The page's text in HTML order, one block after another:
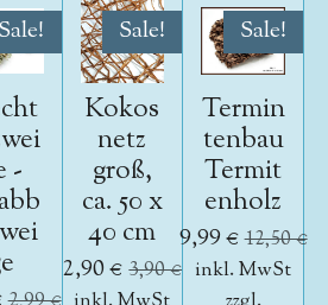
Sale!
-
Sale!
Kokos
netz
groß,
ca. 50 x
40 cm
2,90 € 3,90 €
Sale!
Termin
tenbau
Termit
enholz
9,99 €12,50 €
inkl. MwSt